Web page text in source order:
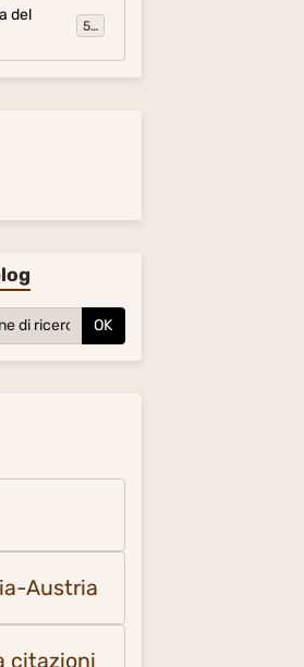
del
54
OK
Austria
citazioni